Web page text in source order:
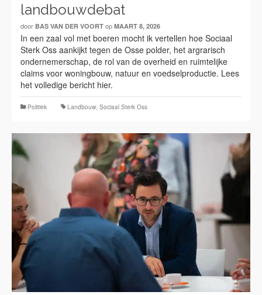
landbouwdebat
door BAS VAN DER VOORT op MAART 8, 2026
In een zaal vol met boeren mocht ik vertellen hoe Sociaal
Sterk Oss aankijkt tegen de Osse polder, het argrarisch
ondernemerschap, de rol van de overheid en ruimtelijke
claims voor woningbouw, natuur en voedselproductie. Lees
het volledige bericht hier.
Politiek Landbouw Sociaal Sterk Oss